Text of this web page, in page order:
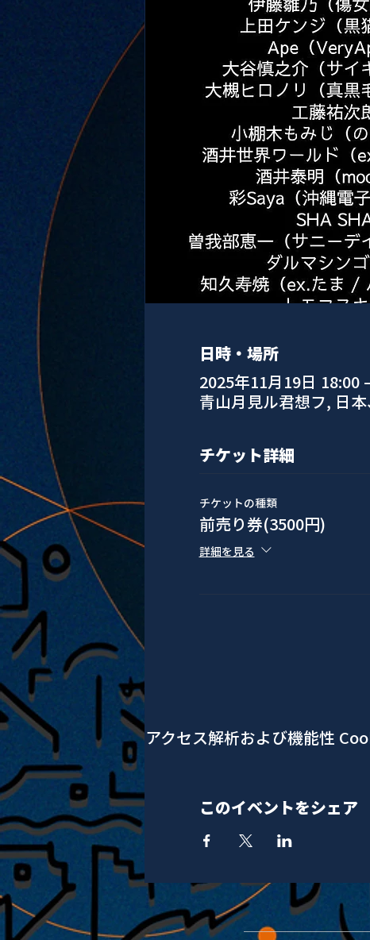
日時・場所
2025年11月19日 18:00
青山月見ル君想フ, 日
チケット詳細
チケットの種類
前売り券(3500円)
詳細を見る
アクセス解析および機能性
このイベントをシェア